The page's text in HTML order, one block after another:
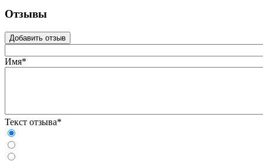
Отзывы
Добавить отзыв
Имя*
Текст отзыва*